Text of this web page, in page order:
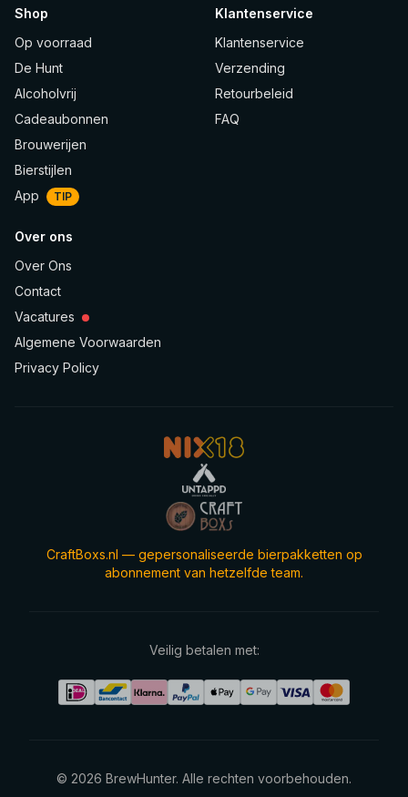
Shop
Op voorraad
De Hunt
Alcoholvrij
Cadeaubonnen
Brouwerijen
Bierstijlen
App
TIP
Klantenservice
Klantenservice
Verzending
Retourbeleid
FAQ
Over ons
Over Ons
Contact
Vacatures
Algemene Voorwaarden
Privacy Policy
CraftBoxs.nl — gepersonaliseerde bierpakketten op
abonnement van hetzelfde team.
Veilig betalen met:
© 2026 BrewHunter. Alle rechten voorbehouden.